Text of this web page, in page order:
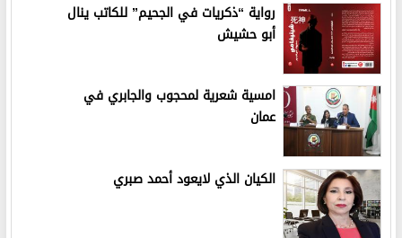
رواية “ذكريات في الجحيم” للكاتب ينال
أبو حشيش
امسية شعرية لمحجوب والجابري في
عمان
الكيان الذي لايعود أحمد صبري